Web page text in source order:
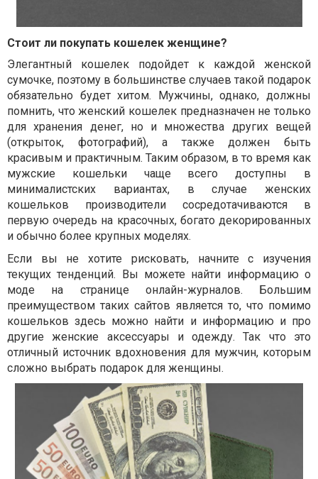
Стоит ли покупать кошелек женщине?
Элегантный кошелек подойдет к каждой женской
сумочке, поэтому в большинстве случаев такой подарок
обязательно будет хитом. Мужчины, однако, должны
помнить, что женский кошелек предназначен не только
для хранения денег, но и множества других вещей
(открыток, фотографий), а также должен быть
красивым и практичным. Таким образом, в то время как
мужские кошельки чаще всего доступны в
минималистских вариантах, в случае женских
кошельков производители сосредотачиваются в
первую очередь на красочных, богато декорированных
и обычно более крупных моделях.
Если вы не хотите рисковать, начните с изучения
текущих тенденций. Вы можете найти информацию о
моде на странице онлайн-журналов. Большим
преимуществом таких сайтов является то, что помимо
кошельков здесь можно найти и информацию и про
другие женские аксессуары и одежду. Так что это
отличный источник вдохновения для мужчин, которым
сложно выбрать подарок для женщины.